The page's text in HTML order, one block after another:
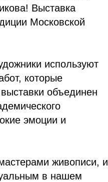
Выставка
Московской
используют
которые
объединен
эмоции и
живописи, и
в нашем